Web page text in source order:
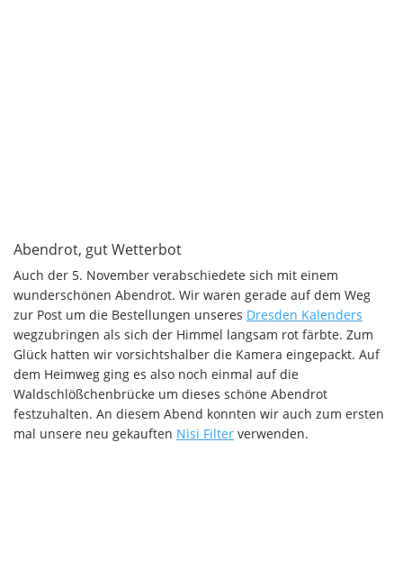
Abendrot, gut Wetterbot
Auch der 5. November verabschiedete sich mit einem
wunderschönen Abendrot. Wir waren gerade auf dem Weg
zur Post um die Bestellungen unseres Dresden Kalenders
wegzubringen als sich der Himmel langsam rot färbte. Zum
Glück hatten wir vorsichtshalber die Kamera eingepackt. Auf
dem Heimweg ging es also noch einmal auf die
Waldschlößchenbrücke um dieses schöne Abendrot
festzuhalten. An diesem Abend konnten wir auch zum ersten
mal unsere neu gekauften Nisi Filter verwenden.